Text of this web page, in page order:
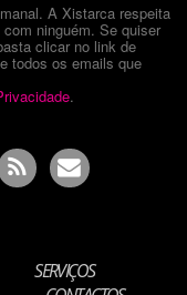
A Xistarca respeita
ninguém. Se quiser
clicar no link de
todos os emails que
.
SERVIÇOS